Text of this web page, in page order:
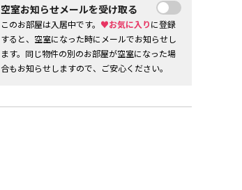
空室お知らせメールを受け取る
このお部屋は入居中です。 ♥お気に入りに登録
すると、空室になった時にメールでお知らせし
ます。同じ物件の別のお部屋が空室になった場
合もお知らせしますので、ご安心ください。